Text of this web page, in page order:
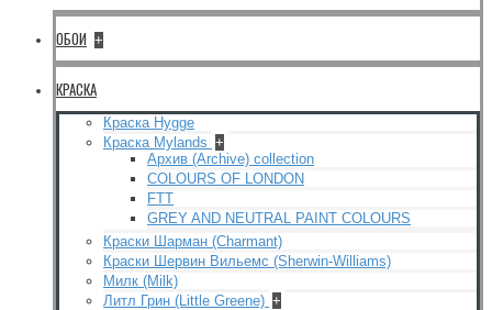
ОБОИ +
КРАСКА
Краска Hygge
Краска Mylands +
Архив (Archive) collection
COLOURS OF LONDON
FTT
GREY AND NEUTRAL PAINT COLOURS
Краски Шарман (Charmant)
Краски Шервин Вильемс (Sherwin-Williams)
Милк (Milk)
Литл Грин (Little Greene) +